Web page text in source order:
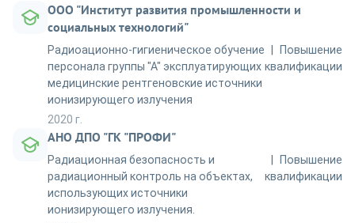
ООО "Институт развития промышленности и
социальных технологий"
Радиоационно-гигиеническое обучение
персонала группы "А" эксплуатирующих
медицинские рентгеновские источники
ионизирующего излучения
Повышение
квалификации
2020 г.
АНО ДПО "ГК "ПРОФИ"
Радиационная безопасность и
радиационный контроль на объектах,
использующих источники
ионизирующего излучения.
Повышение
квалификации